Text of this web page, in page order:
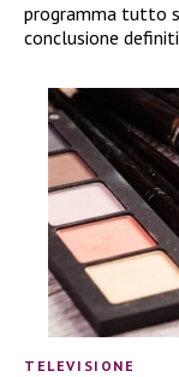
programma tutto
conclusione
TELEVISIONE